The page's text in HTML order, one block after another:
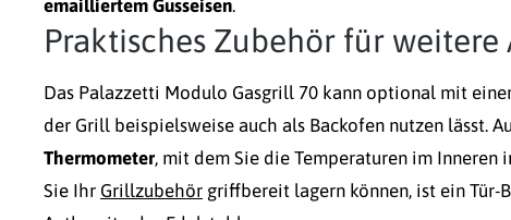
emailliertem Gusseisen.
Praktisches Zubehör für
Das Palazzetti Modulo Gasgrill 70 kann optional mit
der Grill beispielsweise auch als Backofen nutzen lässt.
Thermometer, mit dem Sie die Temperaturen im Inneren
Sie Ihr Grillzubehör griffbereit lagern können, ist ein